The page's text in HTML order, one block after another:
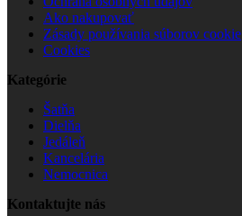
Ako nakupovať
Zásady používania súborov cookie
Cookies
Kategórie
Šatňa
Dielňa
Jedáleň
Kancelária
Nemocnica
Kontaktujte nás